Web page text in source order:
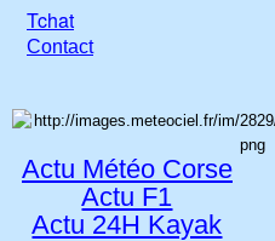
Tchat
Contact
Actu Météo Corse
Actu F1
Actu 24H Kayak